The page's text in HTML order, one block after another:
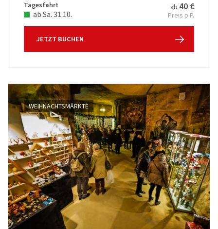
Tagesfahrt
ab Sa. 31.10.
ab 40 €
Preis p.P.
JETZT BUCHEN
WEIHNACHTSMÄRKTE